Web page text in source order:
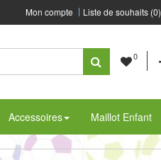
Mon compte Liste de souhaits (0)
0
Accessoires Maillot Enfant